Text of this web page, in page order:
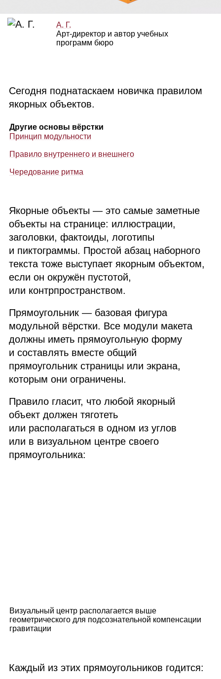
А. Г.
Арт‑директор и автор учебных
программ бюро
Сегодня поднатаскаем новичка правилом
якорных объектов.
Другие основы вёрстки
Принцип модульности
Правило внутреннего и внешнего
Чередование ритма
Якорные объекты — это самые заметные
объекты на странице: иллюстрации,
заголовки, фактоиды, логотипы
и пиктограммы. Простой абзац наборного
текста тоже выступает якорным объектом,
если он окружён пустотой,
или контрпространством.
Прямоугольник — базовая фигура
модульной вёрстки. Все модули макета
должны иметь прямоугольную форму
и составлять вместе общий
прямоугольник страницы или экрана,
которым они ограничены.
Правило гласит, что любой якорный
объект должен тяготеть
или располагаться в одном из углов
или в визуальном центре своего
прямоугольника:
Визуальный центр располагается выше
геометрического для подсознательной компенсации
гравитации
Каждый из этих прямоугольников годится: